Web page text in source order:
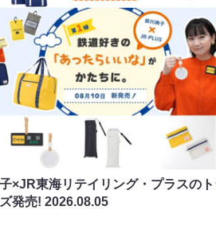
×JR東海リテイリング・プラスの
発売!2026.08.05